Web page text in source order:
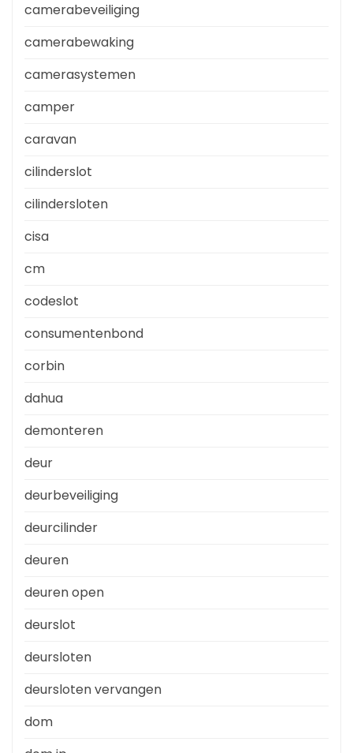
camerabeveiliging
camerabewaking
camerasystemen
camper
caravan
cilinderslot
cilindersloten
cisa
cm
codeslot
consumentenbond
corbin
dahua
demonteren
deur
deurbeveiliging
deurcilinder
deuren
deuren open
deurslot
deursloten
deursloten vervangen
dom